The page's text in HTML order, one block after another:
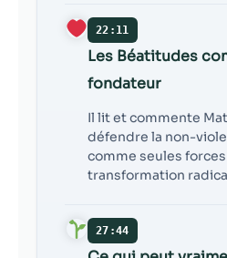
22:11
Les Béatitudes
fondateur
Il lit et commente
défendre la non-
comme seules
transformation
27:44